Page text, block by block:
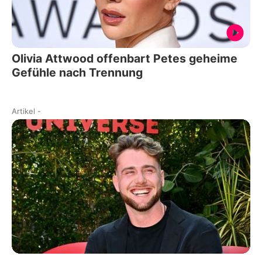
Olivia Attwood offenbart Petes geheime
Gefühle nach Trennung
Artikel -